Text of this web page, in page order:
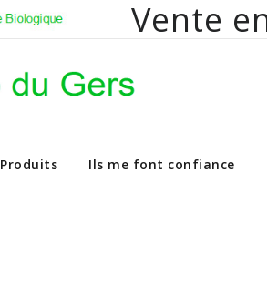
Vente
Vente en direct de
Produits Ils me font confiance